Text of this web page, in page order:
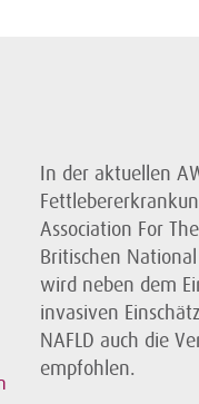
In der aktuellen
Association For
Britischen
wird neben dem
invasiven
NAFLD auch die
empfohlen.